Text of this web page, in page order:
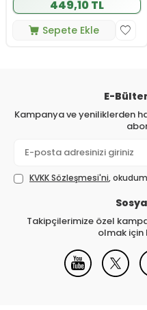
449,10 TL
Sepete Ekle
E-
Kampanya ve yeniliklerden
KVKK Sözleşmesi'ni,
Takipçilerimize özel
olmak için